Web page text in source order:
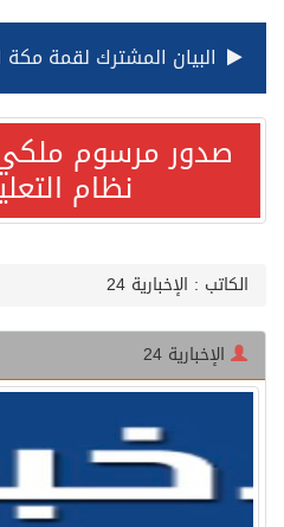
صدور مرسوم
نظام
الكاتب : الإخبارية 24
الإخبارية 24